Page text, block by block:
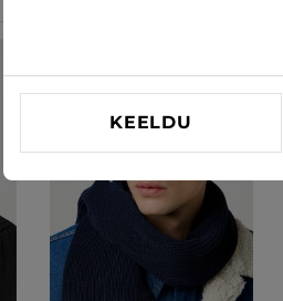
-10%
KEELDU